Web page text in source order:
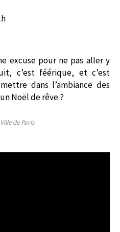
excuse pour ne pas aller y
c’est féérique, et c’est
dans l’ambiance des
Noël de rêve ?
de Paris